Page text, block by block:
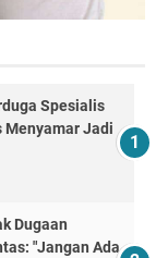
Spesialis
Menyamar Jadi
Dugaan
"Jangan Ada